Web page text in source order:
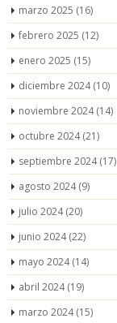
marzo 2025 (16)
febrero 2025 (12)
enero 2025 (15)
diciembre 2024(10)
noviembre 2024(14)
octubre 2024(21)
septiembre 2024(17)
agosto 2024(9)
julio 2024(20)
junio 2024(22)
mayo 2024(14)
abril 2024(19)
marzo 2024(15)